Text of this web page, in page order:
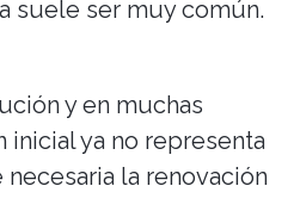
suele ser muy común.
y en muchas
inicial ya no representa
necesaria la renovación